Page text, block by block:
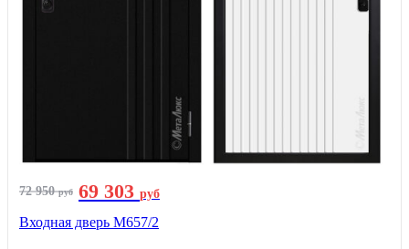
72 950руб 69 303 руб
Входная дверь М657/2